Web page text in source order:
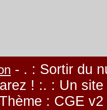
- . : Sortir du
! :. : Un
: CGE v2